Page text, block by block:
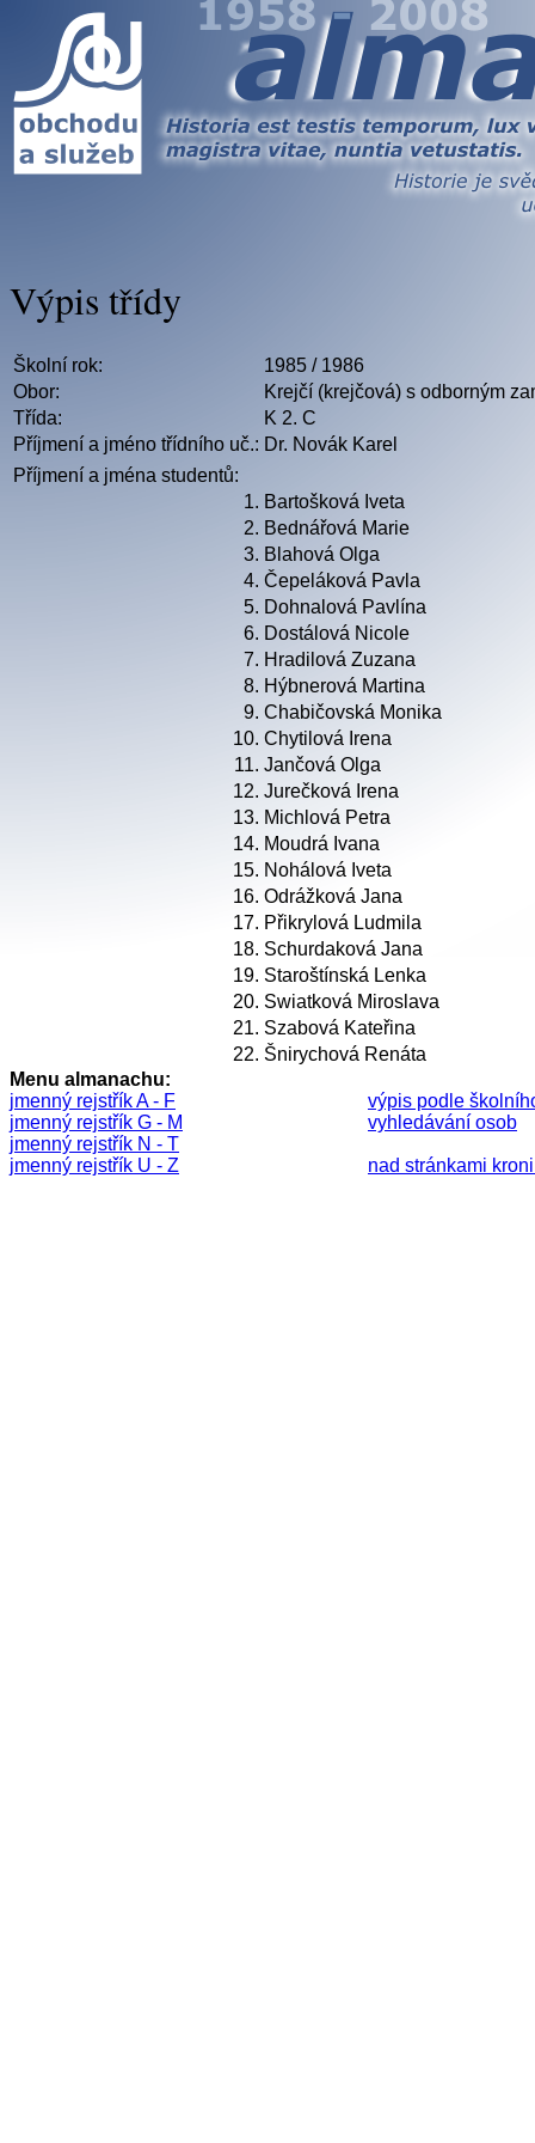
Výpis třídy
Školní rok:
1985 / 1986
Obor:
Krejčí (krejčová) s odborným
Třída:
K 2. C
Příjmení a jméno třídního uč.: Dr. Novák Karel
Příjmení a jména studentů:
1. Bartošková Iveta
2. Bednářová Marie
3. Blahová Olga
4. Čepeláková Pavla
5. Dohnalová Pavlína
6. Dostálová Nicole
7. Hradilová Zuzana
8. Hýbnerová Martina
9. Chabičovská Monika
10. Chytilová Irena
11. Jančová Olga
12. Jurečková Irena
13. Michlová Petra
14. Moudrá Ivana
15. Nohálová Iveta
16. Odrážková Jana
17. Přikrylová Ludmila
18. Schurdaková Jana
19. Staroštínská Lenka
20. Swiatková Miroslava
21. Szabová Kateřina
22. Šnirychová Renáta
Menu almanachu:
jmenný rejstřík A - F
jmenný rejstřík G - M
jmenný rejstřík N - T
jmenný rejstřík U - Z
výpis podle
vyhledávání osob
nad stránkami